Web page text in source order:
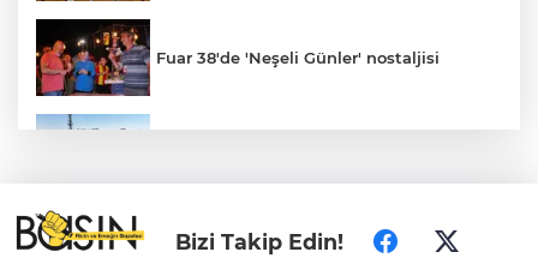
Fuar 38'de 'Neşeli Günler' nostaljisi
Özgür Özel ve Veli Ağbaba için fezleke
hazırlandı!
Bizi Takip Edin!